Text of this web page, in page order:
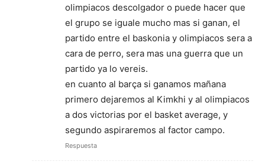
olimpiacos descolgador o puede hacer que
el grupo se iguale mucho mas si ganan, el
partido entre el baskonia y olimpiacos sera a
cara de perro, sera mas una guerra que un
partido ya lo vereis.
en cuanto al barça si ganamos mañana
primero dejaremos al Kimkhi y al olimpiacos
a dos victorias por el basket average, y
segundo aspiraremos al factor campo.
Respuesta